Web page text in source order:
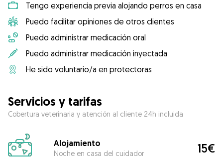
Tengo experiencia previa alojando perros en casa
Puedo facilitar opiniones de otros clientes
Puedo administrar medicación oral
Puedo administrar medicación inyectada
He sido voluntario/a en protectoras
Servicios y tarifas
Cobertura veterinaria y atención al cliente 24h incluida
Alojamiento
Noche en casa del cuidador 15€